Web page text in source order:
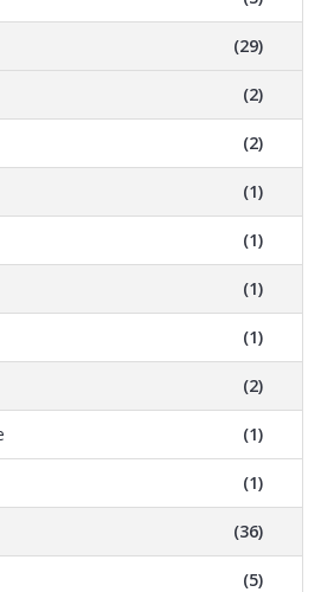
(29)
(2)
(2)
(1)
(1)
(1)
(1)
(2)
(1)
(1)
(36)
(5)